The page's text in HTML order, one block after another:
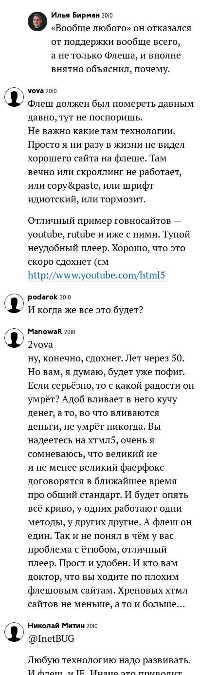
Илья Бирман 2010
«Вообще любого» он отказался
от поддержки вообще всего,
а не только Флеша, и вполне
внятно объяснил, почему.
vova 2010
Флеш должен был помереть давным
давно, тут не поспоришь.
Не важно какие там технологии.
Просто я ни разу в жизни не видел
хорошего сайта на флеше. Там
вечно или скроллинг не работает,
или copy&paste, или шрифт
идиотский, или тормозит.
Отличный пример говносайтов —
youtube, rutube и иже с ними. Тупой
неудобный плеер. Хорошо, что это
скоро сдохнет (см
http://www.youtube.com/html5
podarok 2010
И когда же все это будет?
ManowaR 2010
2vova
ну, конечно, сдохнет. Лет через 50.
Но вам, я думаю, будет уже пофиг.
Если серьёзно, то с какой радости он
умрёт? Адоб вливает в него кучу
денег, а то, во что вливаются
деньги, не умрёт никогда. Вы
надеетесь на хтмл5, очень я
сомневаюсь, что великий ие
и не менее великий фаерфокс
договорятся в ближайшее время
про общий стандарт. И будет опять
всё криво, у одних работают одни
методы, у других другие. А флеш он
един. Так и не понял в чём у вас
проблема с ётюбом, отличный
плеер. Прост и удобен. И кто вам
доктор, что вы ходите по плохим
флешовым сайтам. Хреновых хтмл
сайтов не меньше, а то и больше...
Николай Митин 2010
@InetBUG
Любую технологию надо развивать.